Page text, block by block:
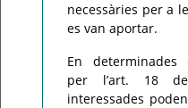
necessàries per a
es van aportar.
En determinades
per l’art. 18
interessades